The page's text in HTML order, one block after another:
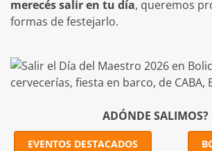
merecés salir en tu día, queremos
formas de festejarlo.
ADÓNDE SALIMOS?
EVENTOS DESTACADOS